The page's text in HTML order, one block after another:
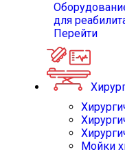
для
Перейти
Мойки